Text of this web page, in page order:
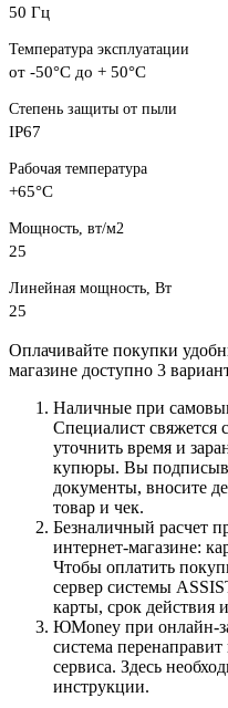
50 Гц
Температура эксплуатации
от -50°C до + 50°C
Степень защиты от пыли
IP67
Рабочая температура
+65°С
Мощность, вт/м2
25
Линейная мощность, Вт
25
Оплачивайте покупки
магазине доступно 3
Наличные при
Специалист свяжется
уточнить время и
купюры. Вы
документы, вносите
товар и чек.
Безналичный расчет
интернет-магазине:
Чтобы оплатить
сервер системы
карты, срок действия
ЮMoney при онлайн-
система
сервиса. Здесь
инструкции.